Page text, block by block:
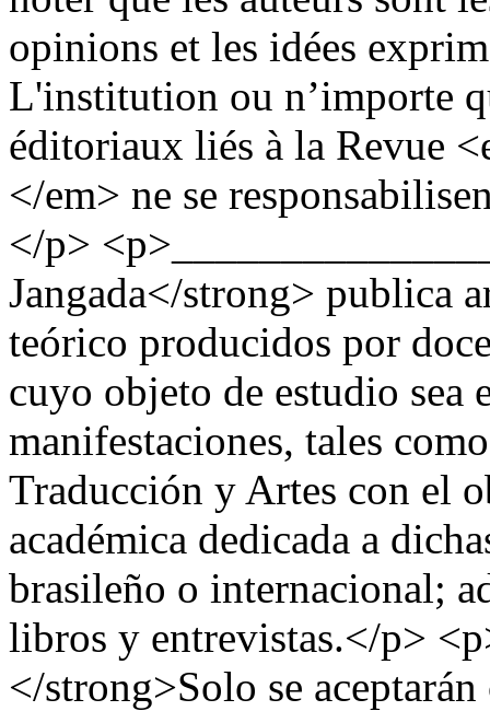
opinions et les idées
L'institution ou n’importe
éditoriaux liés à la Revue
</em> ne se
</p>
Jangada</strong> publica
teórico producidos por
cuyo objeto de estudio sea
manifestaciones, tales
Traducción y Artes con el
académica dedicada a
brasileño o internacional;
libros y entrevistas.</p>
</strong>Solo se